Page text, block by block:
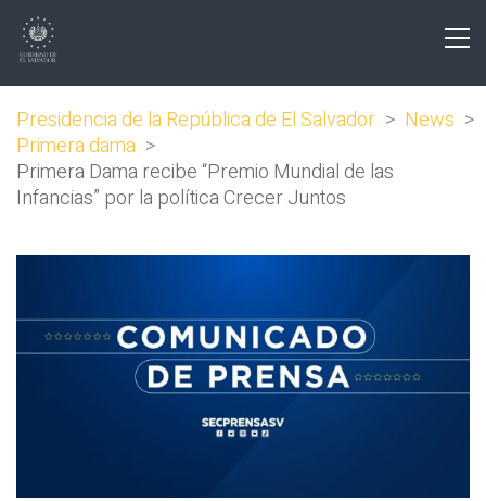
Presidencia de la República de El Salvador > News >
Primera dama >
Primera Dama recibe “Premio Mundial de las
Infancias” por la política Crecer Juntos